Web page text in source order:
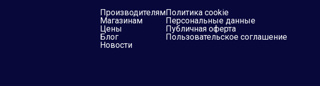
Производителям
Магазинам
Цены
Блог
Новости
Политика cookie
Персональные данные
Публичная оферта
Пользовательское соглашение